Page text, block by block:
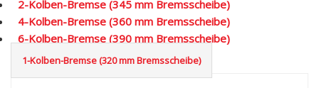
2-Kolben-Bremse (345 mm Bremsscheibe)
4-Kolben-Bremse (360 mm Bremsscheibe)
6-Kolben-Bremse (390 mm Bremsscheibe)
1-Kolben-Bremse (320 mm Bremsscheibe)